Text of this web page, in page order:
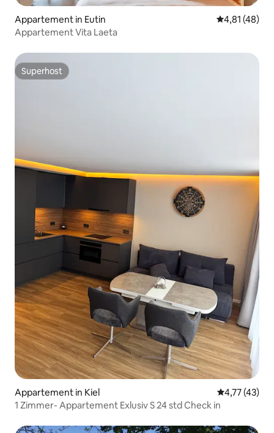
Appartement in Eutin Gemiddelde
4,81 (48)
Appartement Vita Laeta
Superhost
Superhost
Appartement in Kiel Gemiddelde
4,77 (43)
1 Zimmer- Appartement Exlusiv S 24 std Check in